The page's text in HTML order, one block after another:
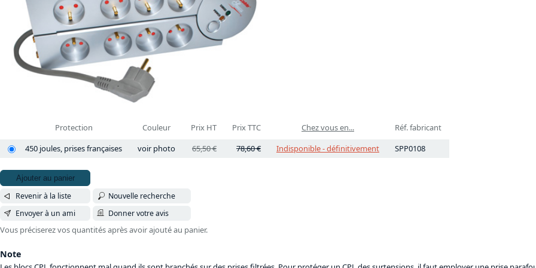
Protection Couleur Prix HT Prix TTC Chez vous en...
Réf. fabricant
450 joules, prises françaises
voir photo 65,50 € 78,60 € Indisponible - définitivement SPP0108
Ajouter au panier
Revenir à la liste
Nouvelle recherche
Envoyer à un ami
Donner votre avis
Vous préciserez vos quantités après avoir ajouté au panier.
Note